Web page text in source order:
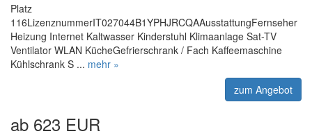
Platz
116LizenznummerIT027044B1YPHJRCQAAusstattungFernseher
Heizung Internet Kaltwasser Kinderstuhl Klimaanlage Sat-TV
Ventilator WLAN KücheGefrierschrank / Fach Kaffeemaschine
Kühlschrank S ... mehr »
zum Angebot
ab 623 EUR